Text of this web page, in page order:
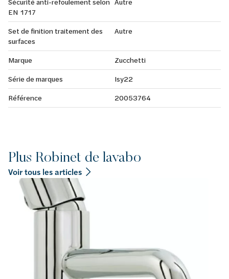
EN 1717
Set de finition traitement des
surfaces
Autre
Marque
Zucchetti
Série de marques
Isy22
Référence
20053764
Plus Robinet de lavabo
Voir tous les articles